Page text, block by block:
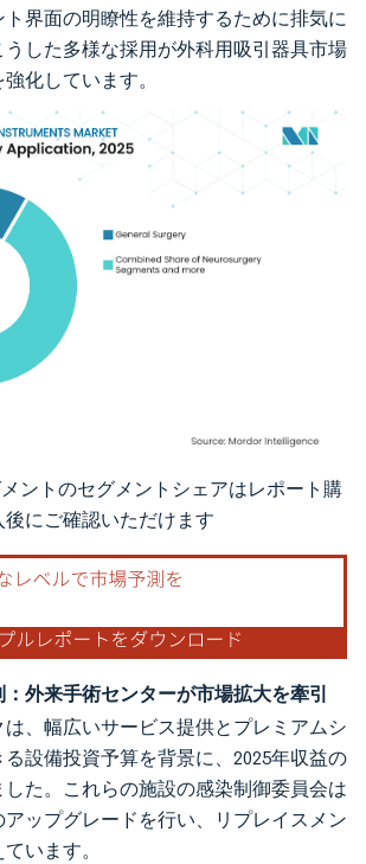
界面の明瞭性を維持するために排気に
した多様な採用が外科用吸引器具市場
化しています。
。再利用にはCC BY 4.0の表示が必要です。
ントのセグメントシェアはレポート購
後にご確認いただけます
外来手術センターが市場拡大を牽引
、幅広いサービス提供とプレミアムシ
設備投資予算を背景に、2025年収益の
した。これらの施設の感染制御委員会は
ップグレードを行い、リプレイスメン
います。